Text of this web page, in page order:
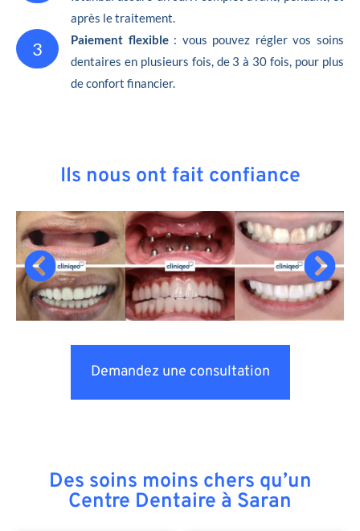
après le traitement.
3 Paiement flexible: vous pouvez régler vos soins
dentaires en plusieurs fois, de 3 à 30 fois, pour plus
de confort financier.
Ils nous ont fait confiance
Demandez une consultation
Des soins moins chers qu’un
Centre Dentaire à Saran